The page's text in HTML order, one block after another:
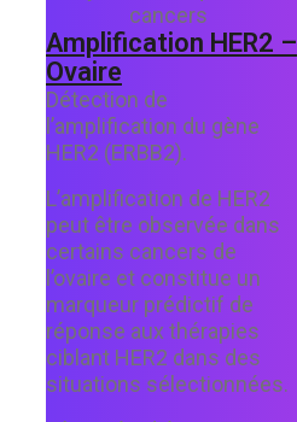
cancers
Amplification HER2 –
Ovaire
Détection de
l’amplification du gène
HER2 (ERBB2).
L’amplification de HER2
peut être observée dans
certains cancers de
l’ovaire et constitue un
marqueur prédictif de
réponse aux thérapies
ciblant HER2 dans des
situations sélectionnées.